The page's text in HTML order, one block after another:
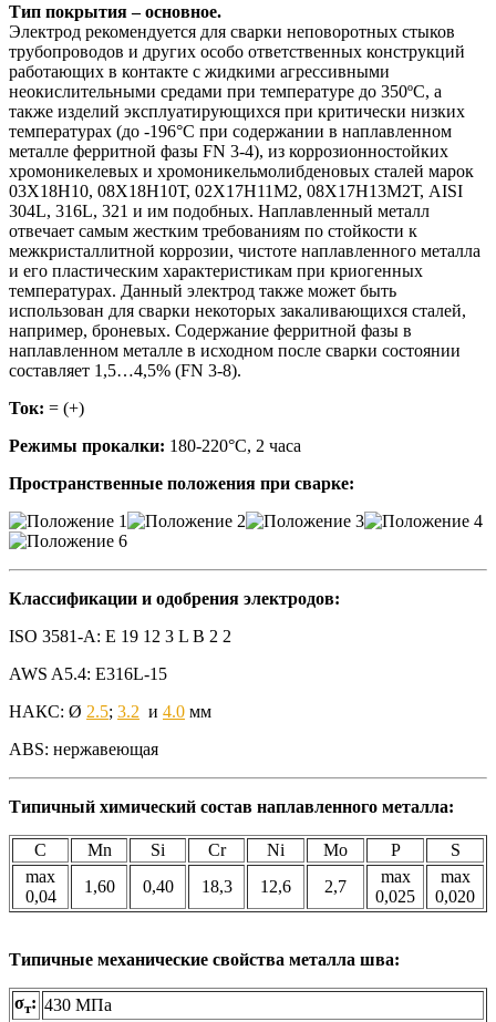
Тип покрытия – основное.
Электрод рекомендуется для сварки неповоротных стыков
трубопроводов и других особо ответственных конструкций
работающих в контакте с жидкими агрессивными
неокислительными средами при температуре до 350ºС, а
также изделий эксплуатирующихся при критически низких
температурах (до -196°С при содержании в наплавленном
металле ферритной фазы FN 3-4), из коррозионностойких
хромоникелевых и хромоникельмолибденовых сталей марок
03Х18Н10, 08Х18Н10Т, 02Х17Н11М2, 08Х17Н13М2Т, AISI
304L, 316L, 321 и им подобных. Наплавленный металл
отвечает самым жестким требованиям по стойкости к
межкристаллитной коррозии, чистоте наплавленного металла
и его пластическим характеристикам при криогенных
температурах. Данный электрод также может быть
использован для сварки некоторых закаливающихся сталей,
например, броневых. Содержание ферритной фазы в
наплавленном металле в исходном после сварки состоянии
составляет 1,5…4,5% (FN 3-8).
Ток: = (+)
Режимы прокалки: 180-220°С, 2 часа
Пространственные положения при сварке:
Классификации и одобрения электродов:
ISO 3581-A: E 19 12 3 L B 2 2
AWS A5.4: E316L-15
НАКС: Ø 2.5; 3.2 и 4.0 мм
ABS: нержавеющая
Типичный химический состав наплавленного металла:
C Mn Si Cr Ni Mo P
S
max
0,04
1,60 0,40 18,3 12,6 2,7
max
0,025
max
0,020
Типичные механические свойства металла шва:
σт: 430 МПа